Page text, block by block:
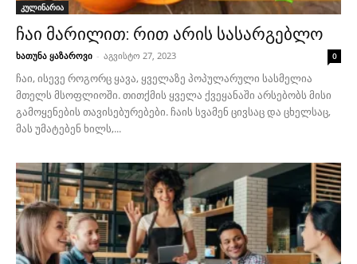
კულინარია
ჩაი მარილით: რით არის სასარგებლო
ხათუნა ყაზაროვი - აგვისტო 27, 2023 0
ჩაი, ისევე როგორც ყავა, ყველაზე პოპულარული სასმელია
მთელს მსოფლიოში. თითქმის ყველა ქვეყანაში არსებობს მისი
გამოყენების თავისებურებები. ჩაის სვამენ ცივსაც და ცხელსაც,
მას უმატებენ ხილს,...